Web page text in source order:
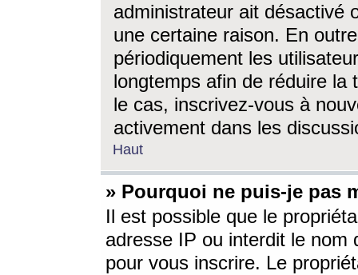
administrateur ait désactivé
une certaine raison. En
périodiquement les
longtemps afin de réduire la
le cas, inscrivez-vous à
activement dans les
Haut
» Pourquoi ne puis-je pas
Il est possible que le
adresse IP ou interdit le nom
pour vous inscrire. Le